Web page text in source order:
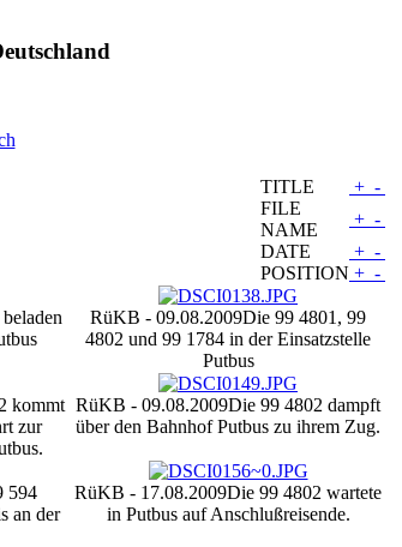
TITLE + -
FILE
NAME
+ -
DATE
+ -
POSITION + -
RüKB - 09.08.2009Die 99 4801, 99
4802 und 99 1784 in der Einsatzstelle
Putbus
kommt
zur
RüKB - 09.08.2009Die 99 4802 dampft
über den Bahnhof Putbus zu ihrem Zug.
594
an der
RüKB - 17.08.2009Die 99 4802 wartete
in Putbus auf Anschlußreisende.